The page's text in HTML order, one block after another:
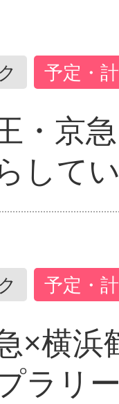
予定・
・京
して
予定・
×横浜
ラリ